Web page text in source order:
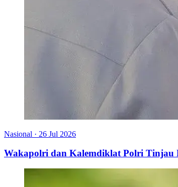
Nasional · 26 Jul 2026
Wakapolri dan Kalemdiklat Polri Tinjau